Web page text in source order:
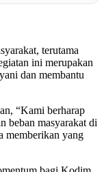
terutama
ini merupakan
dan membantu
“Kami berharap
beban masyarakat di
memberikan yang